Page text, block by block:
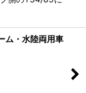
・水陸両用車